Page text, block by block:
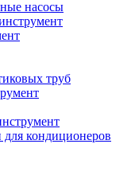
насосы
труб
кондиционеров